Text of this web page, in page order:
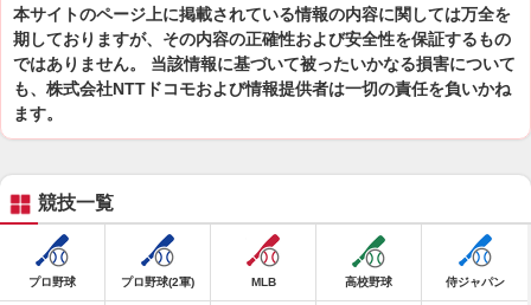
本サイトのページ上に掲載されている情報の内容に関しては万全を
期しておりますが、その内容の正確性および安全性を保証するもの
ではありません。 当該情報に基づいて被ったいかなる損害について
も、株式会社NTTドコモおよび情報提供者は一切の責任を負いかね
ます。
競技一覧
プロ野球 プロ野球(2軍) MLB 高校野球 侍ジャパン